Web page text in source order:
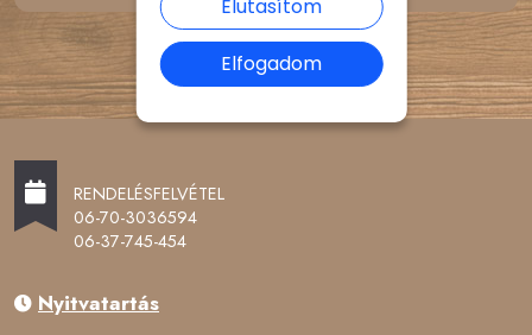
RENDELÉSFELVÉTEL
06-70-3036594
06-37-745-454
Nyitvatartás
Elutasítom
Elfogadom